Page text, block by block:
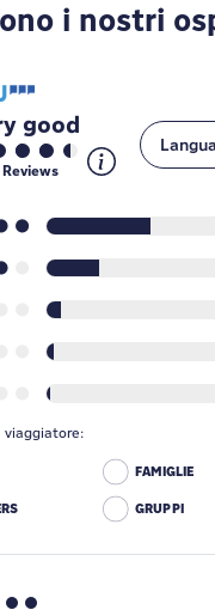
i nostri
good
Reviews
FAMIGLIE
GRUPPI